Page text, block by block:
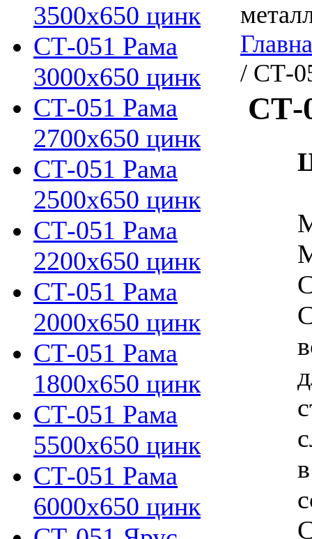
3500х650 цинк
СТ-051 Рама
3000х650 цинк
СТ-051 Рама
2700х650 цинк
СТ-051 Рама
2500х650 цинк
СТ-051 Рама
2200х650 цинк
СТ-051 Рама
2000х650 цинк
СТ-051 Рама
1800х650 цинк
СТ-051 Рама
5500х650 цинк
СТ-051 Рама
6000х650 цинк
/ СТ-
СТ-